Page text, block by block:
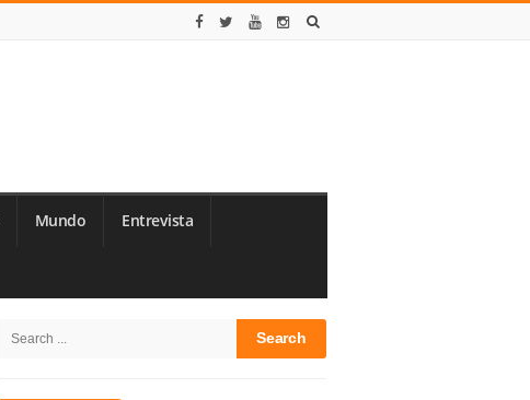
Mundo Entrevista
Sidebar
Search